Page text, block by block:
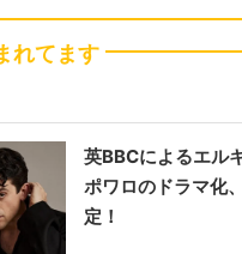
れてます
英BBCによるエル
ポワロのドラマ化
定！